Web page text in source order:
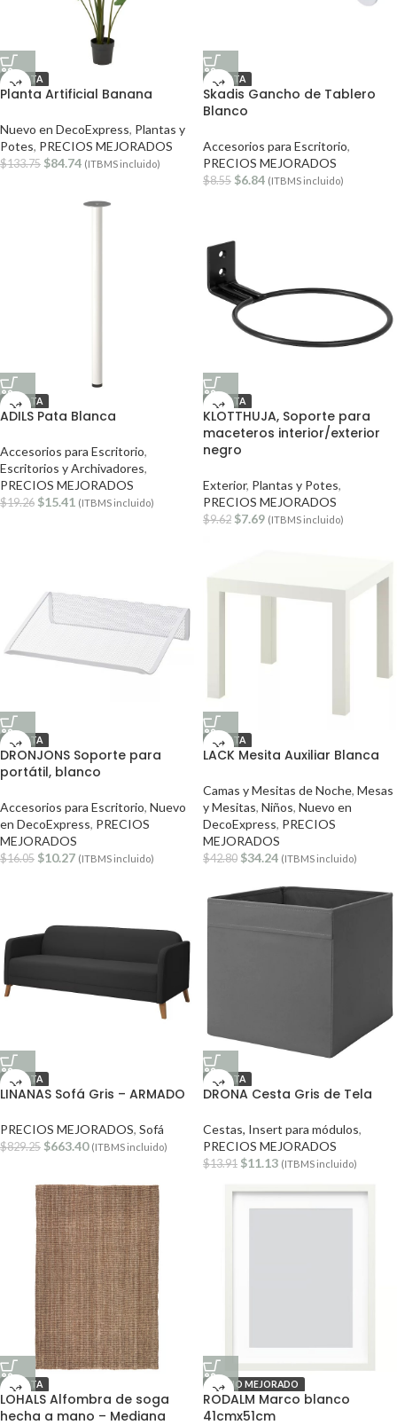
OFERTA
Planta Artificial Banana
Nuevo en DecoExpress, Plantas y
Potes, PRECIOS MEJORADOS
$133.75 $84.74 (ITBMS incluido)
OFERTA
Skadis Gancho de Tablero
Blanco
Accesorios para Escritorio,
PRECIOS MEJORADOS
$8.55 $6.84 (ITBMS incluido)
OFERTA
ADILS Pata Blanca
Accesorios para Escritorio,
Escritorios y Archivadores,
PRECIOS MEJORADOS
$19.26 $15.41 (ITBMS incluido)
OFERTA
KLOTTHUJA, Soporte para
maceteros interior/exterior
negro
Exterior, Plantas y Potes,
PRECIOS MEJORADOS
$9.62 $7.69 (ITBMS incluido)
OFERTA
DRONJONS Soporte para
portátil, blanco
Accesorios para Escritorio, Nuevo
en DecoExpress, PRECIOS
MEJORADOS
$16.05 $10.27 (ITBMS incluido)
OFERTA
LACK Mesita Auxiliar Blanca
Camas y Mesitas de Noche, Mesas
y Mesitas, Niños, Nuevo en
DecoExpress, PRECIOS
MEJORADOS
$42.80 $34.24 (ITBMS incluido)
OFERTA
LINANAS Sofá Gris – ARMADO
PRECIOS MEJORADOS, Sofá
$829.25 $663.40 (ITBMS incluido)
OFERTA
DRONA Cesta Gris de Tela
Cestas, Insert para módulos,
PRECIOS MEJORADOS
$13.91 $11.13 (ITBMS incluido)
OFERTA
LOHALS Alfombra de soga
hecha a mano – Mediana
PRECIO MEJORADO
RODALM Marco blanco
41cmx51cm